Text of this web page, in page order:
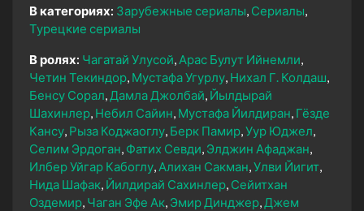
В категориях: Зарубежные сериалы Сериалы
Турецкие сериалы
В ролях: Чагатай Улусой Арас Булут Ийнемли
Четин Текиндор Мустафа Угурлу Нихал Г. Колдаш
Бенсу Сорал Дамла Джолбай Йылдырай
Шахинлер Небил Сайин Мустафа Йилдиран Гёзде
Кансу Рыза Коджаоглу Берк Памир Уур Юджел
Селим Эрдоган Фатих Севди Элджин Афаджан
Илбер Уйгар Кабоглу Алихан Сакман Улви Йигит
Нида Шафак Йилдирай Сахинлер Сейитхан
Оздемир Чаган Эфе Ак Эмир Динджер Джем